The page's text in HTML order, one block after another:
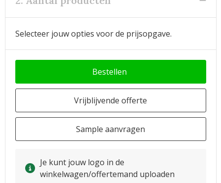
Selecteer jouw opties voor de prijsopgave.
Bestellen
Vrijblijvende offerte
Sample aanvragen
Je kunt jouw logo in de
winkelwagen/offertemand uploaden